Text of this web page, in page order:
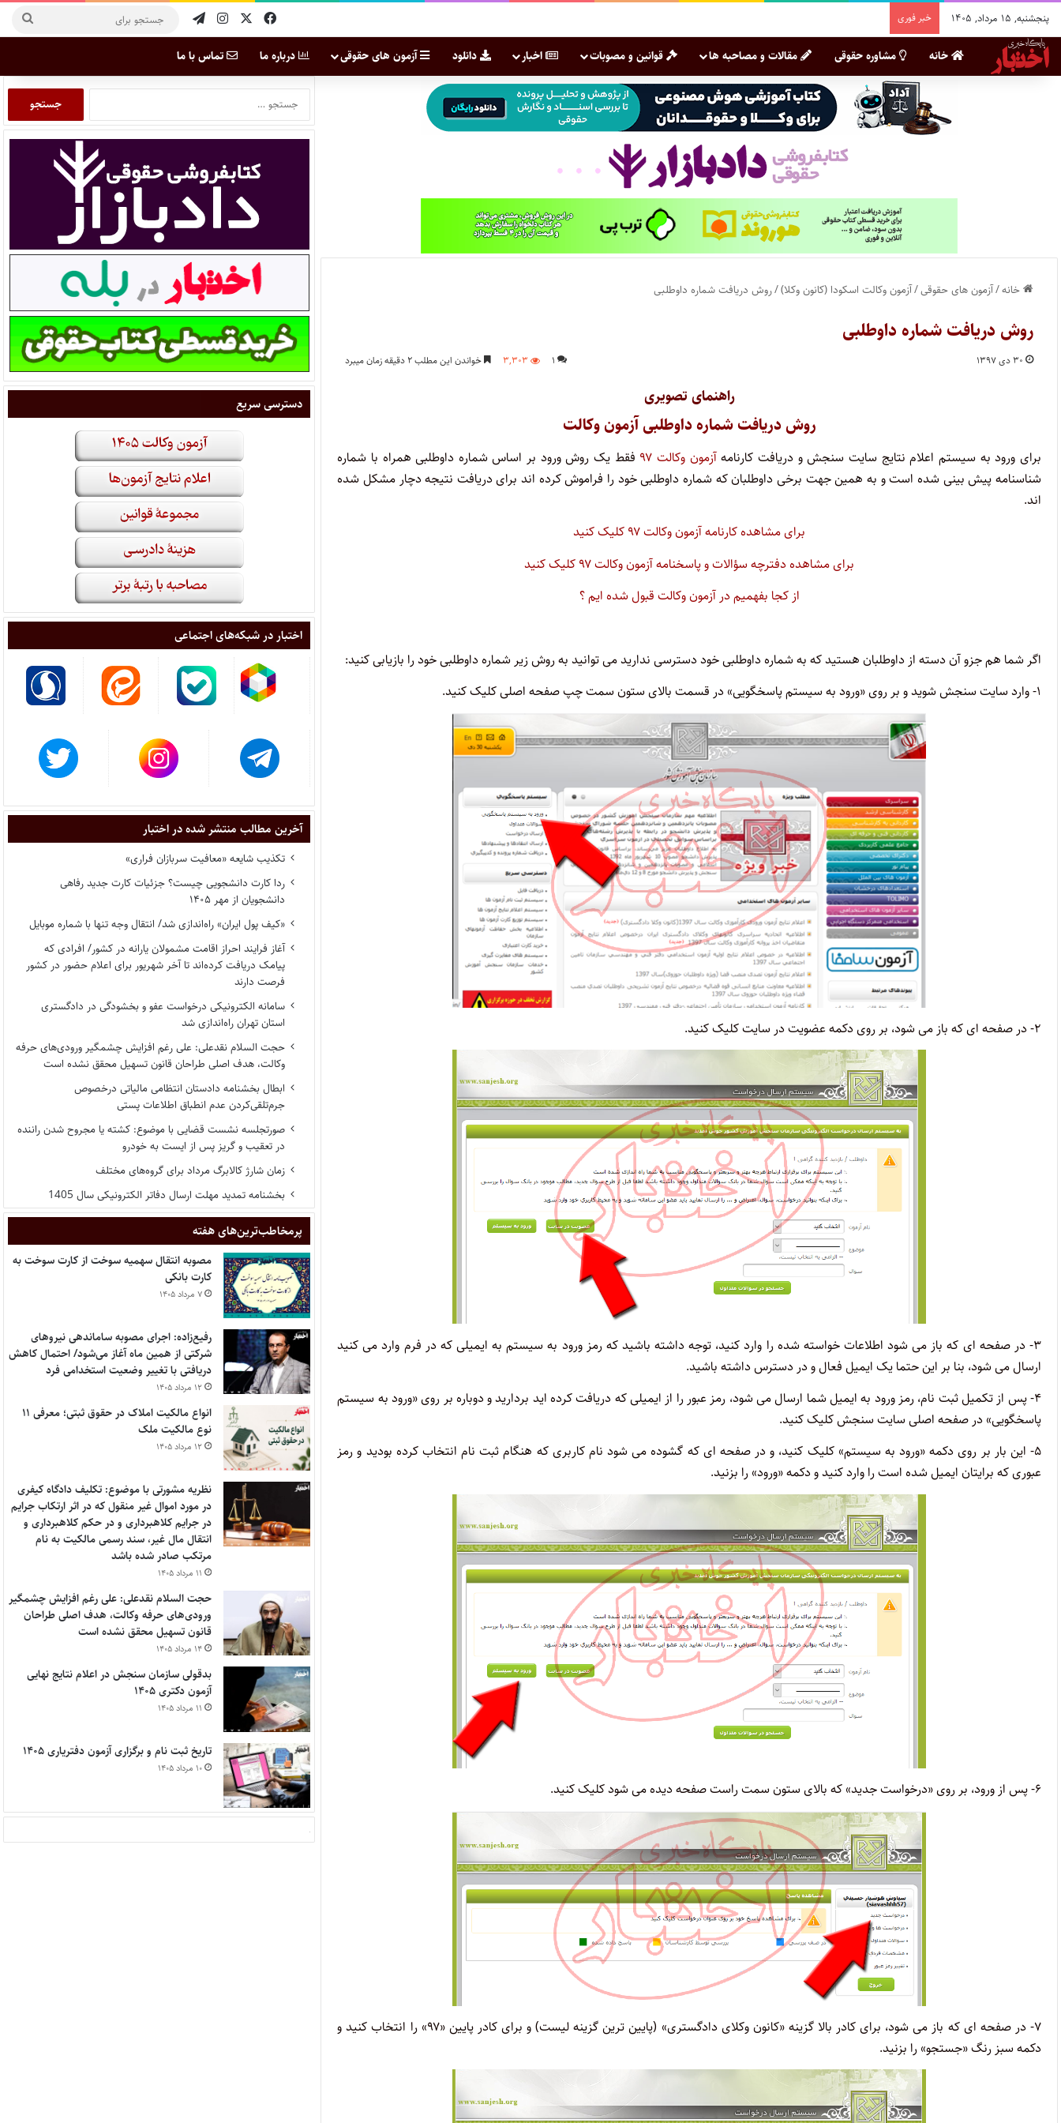
پنجشنبه, ۱۵ مرداد, ۱۴۰۵ خبر فوری
خانه مشاوره حقوقی مقالات و مصاحبه ها قوانین و مصوبات اخبار دانلود آزمون های حقوقی درباره ما تماس با ما
خانه/آزمون های حقوقی/آزمون وکالت اسکودا (کانون وکلا)/روش دریافت شماره داوطلبی
روش دریافت شماره داوطلبی
۳۰ دی ۱۳۹۷ ۱ ۳,۳۰۳ خواندن این مطلب ۲ دقیقه زمان میبرد
راهنمای تصویری
روش دریافت شماره داوطلبی آزمون وکالت
برای ورود به سیستم اعلام نتایج سایت سنجش و دریافت کارنامهآزمون وکالت ۹۷
فقط یک روش ورود بر اساس شماره داوطلبی همراه با شماره
شناسنامه پیش بینی شده است و به همین جهت برخی داوطلبان که شماره داوطلبی خود را فراموش کرده اند برای دریافت نتیجه دچار مشکل شده
اند.
برای مشاهده کارنامه آزمون وکالت ۹۷ کلیک کنید
برای مشاهده دفترچه سؤالات و پاسخنامه آزمون وکالت ۹۷ کلیک کنید
از کجا بفهمیم در آزمون وکالت قبول شده ایم ؟
اگر شما هم جزو آن دسته از داوطلبان هستید که به شماره داوطلبی خود دسترسی ندارید می توانید به روش زیر شماره داوطلبی خود را بازیابی کنید:
۱- وارد سایت سنجش شوید و بر روی «ورود به سیستم پاسخگویی» در قسمت بالای ستون سمت چپ صفحه اصلی کلیک کنید.
۲- در صفحه ای که باز می شود، بر روی دکمه عضویت در سایت کلیک کنید.
۳- در صفحه ای که باز می شود اطلاعات خواسته شده را وارد کنید، توجه داشته باشید که رمز ورود به سیستم به ایمیلی که در فرم وارد می کنید
ارسال می شود، بنا بر این حتما یک ایمیل فعال و در دسترس داشته باشید.
۴- پس از تکمیل ثبت نام، رمز ورود به ایمیل شما ارسال می شود، رمز عبور را از ایمیلی که دریافت کرده اید بردارید و دوباره بر روی «ورود به سیستم
پاسخگویی» در صفحه اصلی سایت سنجش کلیک کنید.
۵- این بار بر روی دکمه «ورود به سیستم» کلیک کنید، و در صفحه ای که گشوده می شود نام کاربری که هنگام ثبت نام انتخاب کرده بودید و رمز
عبوری که برایتان ایمیل شده است را وارد کنید و دکمه «ورود» را بزنید.
۶- پس از ورود، بر روی «درخواست جدید» که بالای ستون سمت راست صفحه دیده می شود کلیک کنید.
۷- در صفحه ای که باز می شود، برای کادر بالا گزینه «کانون وکلای دادگستری» (پایین ترین گزینه لیست) و برای کادر پایین «۹۷» را انتخاب کنید و
دکمه سبز رنگ «جستجو» را بزنید.
دسترسی سریع
اختبار در شبکه‌های اجتماعی
آخرین مطالب منتشر شده در اختبار
تکذیب شایعه «معافیت سربازان فراری»
ردا کارت دانشجویی چیست؟ جزئیات کارت جدید رفاهی
دانشجویان از مهر ۱۴۰۵
«کیف پول ایران» راه‌اندازی شد/ انتقال وجه تنها با شماره موبایل
آغاز فرایند احراز اقامت مشمولان یارانه در کشور/ افرادی که
پیامک دریافت کرده‌اند تا آخر شهریور برای اعلام حضور در کشور
فرصت دارند
سامانه الکترونیکی درخواست عفو و بخشودگی در دادگستری
استان تهران راه‌اندازی شد
حجت السلام نقدعلی: علی رغم افزایش چشمگیر ورودی‌های حرفه
وکالت، هدف اصلی طراحان قانون تسهیل محقق نشده است
ابطال بخشنامه دادستان انتظامی مالیاتی درخصوص
جرم‌تلقی‌کردن عدم انطباق اطلاعات پستی
صورتجلسه نشست قضایی با موضوع: کشته یا مجروح شدن راننده
در تعقیب و گریز پس از ایست به خودرو
زمان شارژ کالابرگ مرداد برای گروه‌های مختلف
بخشنامه تمدید مهلت ارسال دفاتر الکترونیکی سال 1405
پر‌مخاطب‌ترین‌های هفته
مصوبه انتقال سهمیه سوخت از کارت سوخت به
کارت بانکی
۷ مرداد ۱۴۰۵
رفیع‌زاده: اجرای مصوبه ساماندهی نیروهای
شرکتی از همین ماه آغاز می‌شود/ احتمال کاهش
دریافتی با تغییر وضعیت استخدامی فرد
۱۲ مرداد ۱۴۰۵
انواع مالکیت املاک در حقوق ثبتی؛ معرفی ۱۱
نوع مالکیت ملک
۱۲ مرداد ۱۴۰۵
نظریه مشورتی با موضوع: تکلیف دادگاه کیفری
در مورد اموال غیر منقول که در اثر ارتکاب جرایم
در جرایم کلاهبرداری و در حکم کلاهبرداری و
انتقال مال غیر، سند رسمی مالکیت به نام
مرتکب صادر شده باشد
۱۱ مرداد ۱۴۰۵
حجت السلام نقدعلی: علی رغم افزایش چشمگیر
ورودی‌های حرفه وکالت، هدف اصلی طراحان
قانون تسهیل محقق نشده است
۱۴ مرداد ۱۴۰۵
بدقولی سازمان سنجش در اعلام نتایج نهایی
آزمون دکتری ۱۴۰۵
۱۱ مرداد ۱۴۰۵
تاریخ ثبت نام و برگزاری آزمون دفتریاری ۱۴۰۵
۱۰ مرداد ۱۴۰۵